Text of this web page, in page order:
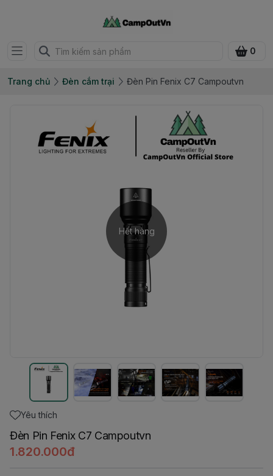
0
Trang chủ Đèn cắm trại Đèn Pin Fenix C7 Campoutvn
Hết hàng
Yêu thích
Đèn Pin Fenix C7 Campoutvn
1.820.000đ